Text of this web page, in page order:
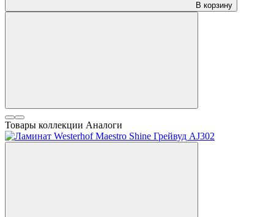
В корзину
Товары коллекции Аналоги